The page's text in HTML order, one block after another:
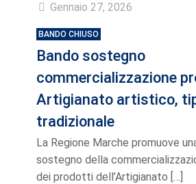
Gennaio 27, 2026
BANDO CHIUSO
Bando sostegno
commercializzazione
Artigianato artistico,
tradizionale
La Regione Marche promuove
sostegno della
dei prodotti dell’Artigianato […]